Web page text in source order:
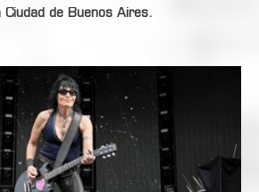
Ciudad de Buenos Aires.